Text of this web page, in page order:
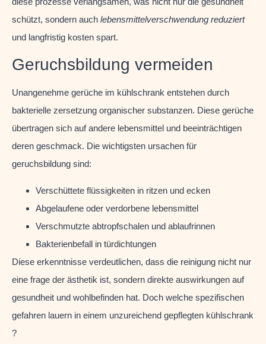
schützt, sondern auch lebensmittelverschwendung reduziert
und langfristig kosten spart.
Geruchsbildung vermeiden
Unangenehme gerüche im kühlschrank entstehen durch
bakterielle zersetzung organischer substanzen. Diese gerüche
übertragen sich auf andere lebensmittel und beeinträchtigen
deren geschmack. Die wichtigsten ursachen für
geruchsbildung sind:
Verschüttete flüssigkeiten in ritzen und ecken
Abgelaufene oder verdorbene lebensmittel
Verschmutzte abtropfschalen und ablaufrinnen
Bakterienbefall in türdichtungen
Diese erkenntnisse verdeutlichen, dass die reinigung nicht nur
eine frage der ästhetik ist, sondern direkte auswirkungen auf
gesundheit und wohlbefinden hat. Doch welche spezifischen
gefahren lauern in einem unzureichend gepflegten kühlschrank
?